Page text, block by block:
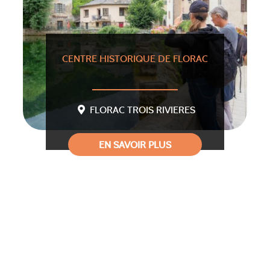
CENTRE HISTORIQUE DE FLORAC
FLORAC TROIS RIVIERES
EN SAVOIR PLUS